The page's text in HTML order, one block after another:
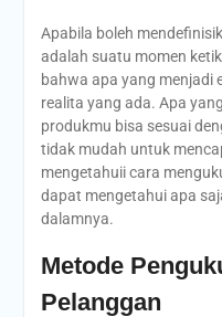
Apabila boleh
adalah suatu momen
bahwa apa yang menjadi
realita yang ada. Apa
produkmu bisa sesuai
tidak mudah untuk
mengetahuii cara
dapat mengetahui apa
dalamnya.
Metode
Pelanggan